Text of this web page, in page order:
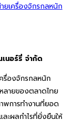
ยเครื่องจักรกลหนัก
นอร์รี่ จำกัด
องจักรกลหนัก
ลายของตลาดไทย
พการทำงานที่ยอด
ะผลกำไรที่ยั่งยืนให้